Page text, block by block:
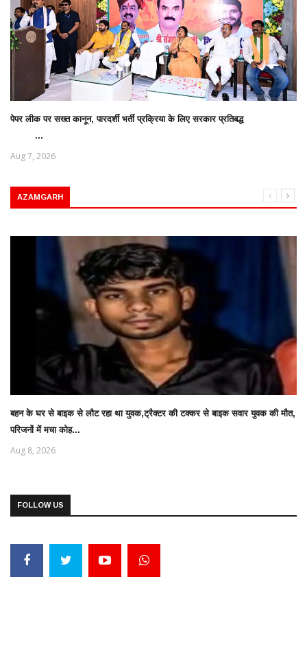
पेपर लीक पर सख्त कानून, पारदर्शी भर्ती प्रक्रिया के लिए सरकार प्रतिबद्ध
...
Aug 7, 2026
AZAMGARH
बहन के घर से बाइक से लौट रहा था युवक,ट्रैक्टर की टक्कर से बाइक सवार युवक की मौत,
परिजनों में मचा कोह...
Aug 8, 2026
FOLLOW US